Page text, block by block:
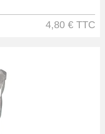
4,80 € TTC